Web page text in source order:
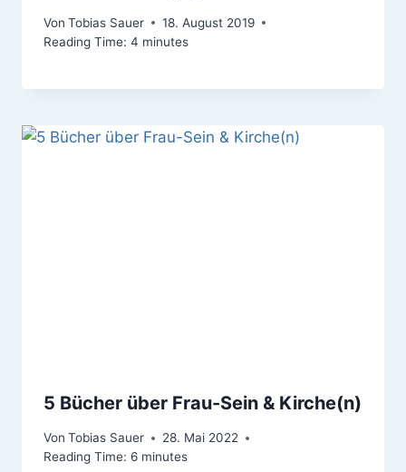
Von Tobias Sauer
18. August 2019
Reading Time: 4 minutes
5 Bücher über Frau-Sein & Kirche(n)
Von Tobias Sauer
28. Mai 2022
Reading Time: 6 minutes